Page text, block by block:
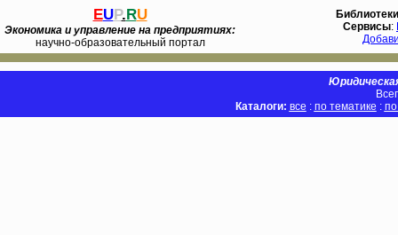
EUP.RU
Экономика и управление на предприятиях:
научно-образовательный портал
Библиотеки
Сервисы:
Каталоги: все : по тематике :